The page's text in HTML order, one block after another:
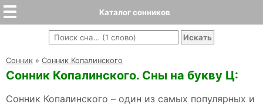
Каталог сонников
Cонник » Сонник Копалинского
Сонник Копалинского. Сны на букву Ц:
Сонник Копалинского – один из самых популярных и